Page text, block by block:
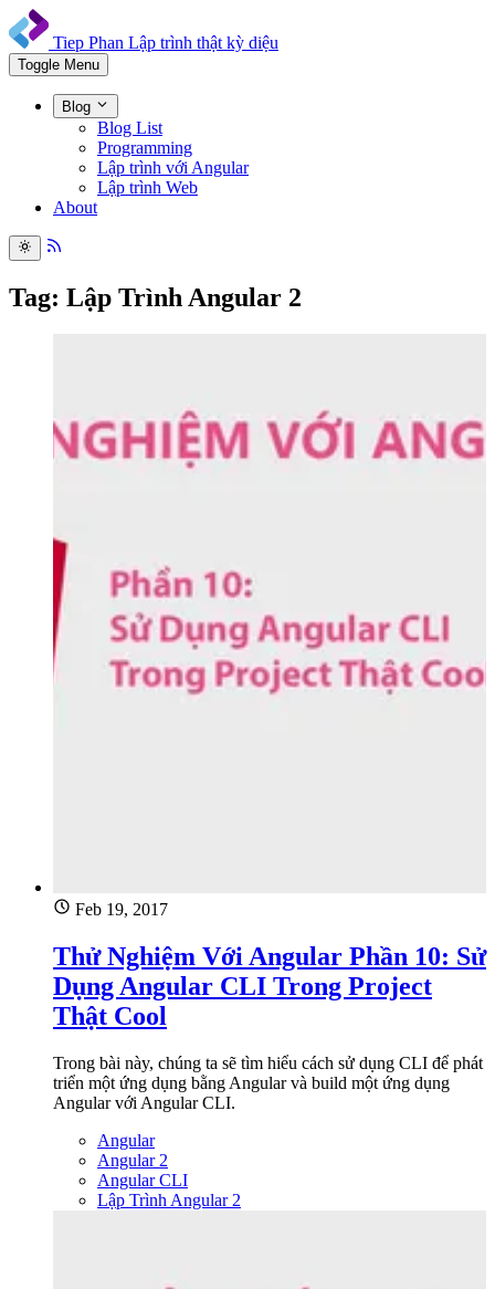
Tiep Phan Lập trình thật kỳ diệu
Toggle Menu
Blog
Blog List
Programming
Lập trình với Angular
Lập trình Web
About
Tag: Lập Trình Angular 2
Feb 19, 2017
Thử Nghiệm Với Angular Phần 10: Sử
Dụng Angular CLI Trong Project
Thật Cool
Trong bài này, chúng ta sẽ tìm hiểu cách sử dụng CLI để phát
triển một ứng dụng bằng Angular và build một ứng dụng
Angular với Angular CLI.
Angular
Angular 2
Angular CLI
Lập Trình Angular 2